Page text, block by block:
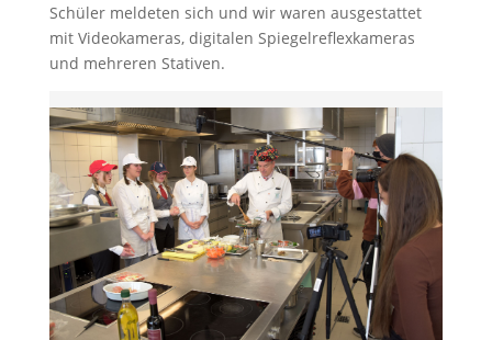
Schüler meldeten sich und wir waren ausgestattet
mit Videokameras, digitalen Spiegelreflexkameras
und mehreren Stativen.